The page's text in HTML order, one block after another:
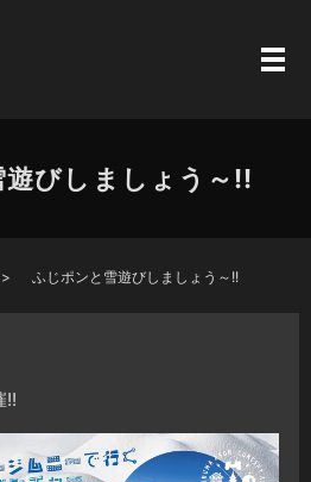
びしましょう～!!
ふじポンと雪遊びしましょう～!!
!!